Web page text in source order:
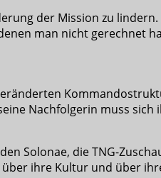
der Mission zu
man nicht gerechnet
Nachfolgerin muss
Solonae, die TNG-
ihre Kultur und über